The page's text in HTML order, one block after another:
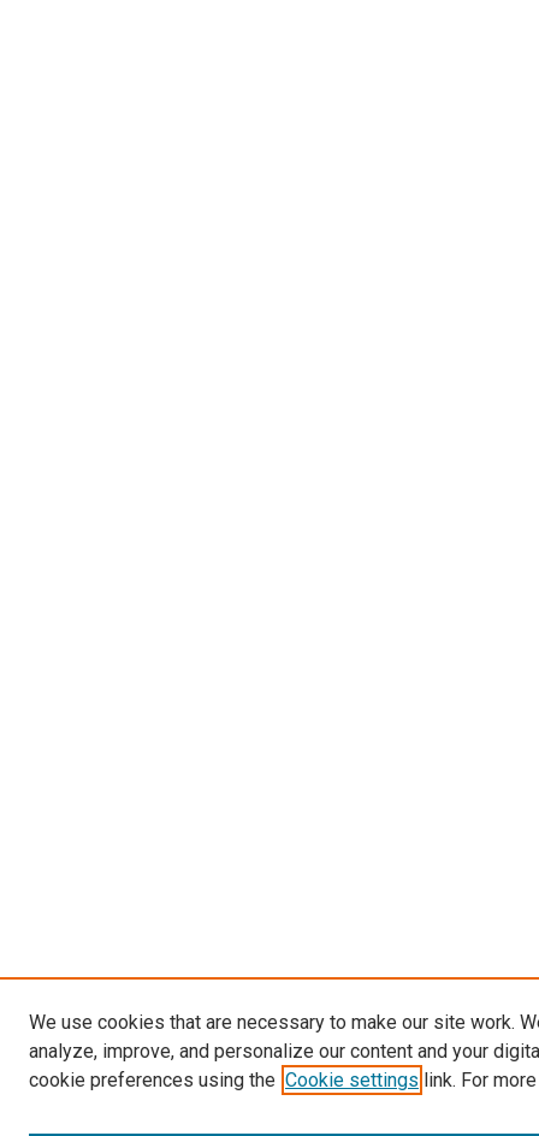
We use cookies that are necessary to make our site work.
analyze, improve, and personalize our content and your
cookie preferences using the Cookie settings link. For